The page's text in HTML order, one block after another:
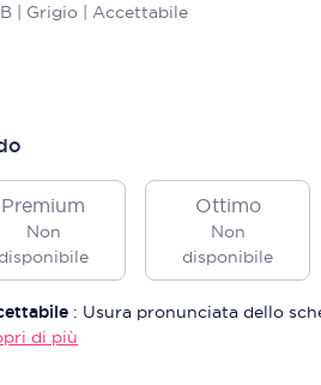
| Grigio | Accettabile
Premium
Non
Ottimo
Non
disponibile
: Usura pronunciata dello
di più